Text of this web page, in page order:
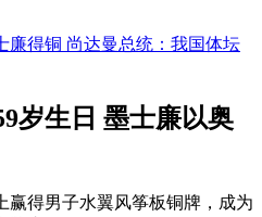
廉得铜 尚达曼总统：我国体坛
岁生日 墨士廉以奥
赢得男子水翼风筝板铜牌，成为